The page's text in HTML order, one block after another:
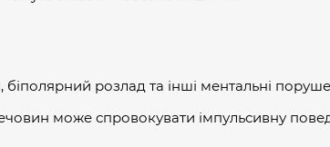
біполярний розлад та інші ментальні
може спровокувати імпульсивну